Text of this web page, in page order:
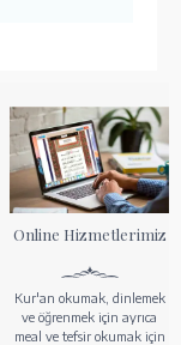
Online Hizmetlerimiz
Kur'an okumak, dinlemek
ve öğrenmek için ayrıca
meal ve tefsir okumak için